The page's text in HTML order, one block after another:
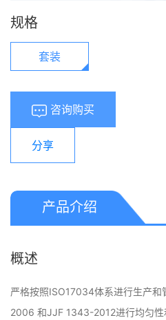
规格
套装
咨询购买
分享
产品介绍
概述
严格按照ISO17034体系进行生产和
2006 和JJF 1343-2012进行均匀性